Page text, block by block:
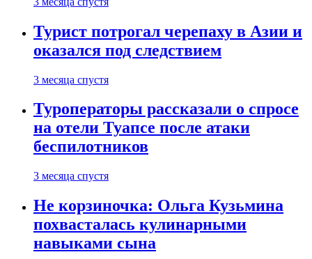
Турист потрогал черепаху в Азии и
оказался под следствием
3 месяца спустя
Туроператоры рассказали о спросе
на отели Туапсе после атаки
беспилотников
3 месяца спустя
Не корзиночка: Ольга Кузьмина
похвасталась кулинарными
навыками сына